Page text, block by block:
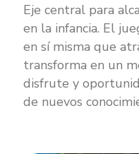
Eje central para
en la infancia. El
en sí misma que
transforma en un
disfrute y
de nuevos